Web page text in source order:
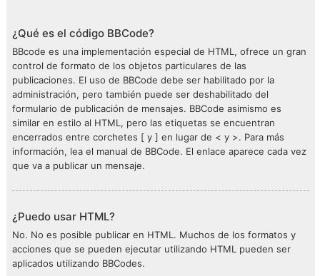
¿Qué es el código BBCode?
BBcode es una implementación especial de HTML, ofrece un gran
control de formato de los objetos particulares de las
publicaciones. El uso de BBCode debe ser habilitado por la
administración, pero también puede ser deshabilitado del
formulario de publicación de mensajes. BBCode asimismo es
similar en estilo al HTML, pero las etiquetas se encuentran
encerrados entre corchetes [ y ] en lugar de < y >. Para más
información, lea el manual de BBCode. El enlace aparece cada vez
que va a publicar un mensaje.
¿Puedo usar HTML?
No. No es posible publicar en HTML. Muchos de los formatos y
acciones que se pueden ejecutar utilizando HTML pueden ser
aplicados utilizando BBCodes.